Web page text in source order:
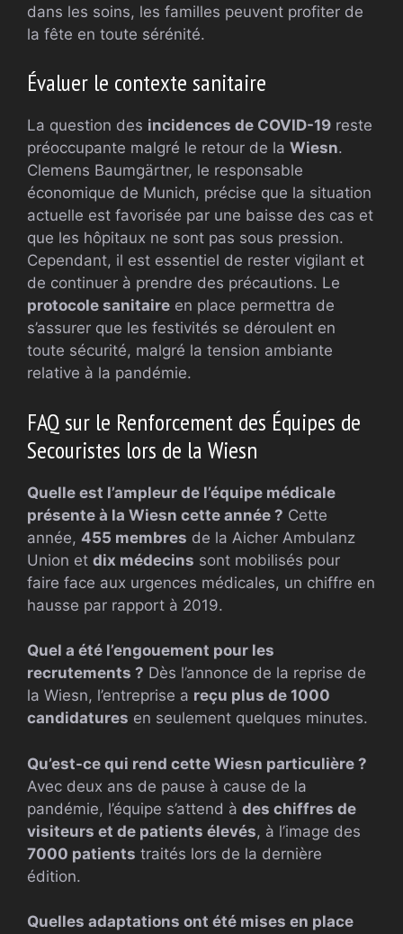
dans les soins, les familles peuvent profiter de
la fête en toute sérénité.
Évaluer le contexte sanitaire
La question des incidences de COVID-19 reste
préoccupante malgré le retour de la Wiesn.
Clemens Baumgärtner, le responsable
économique de Munich, précise que la situation
actuelle est favorisée par une baisse des cas et
que les hôpitaux ne sont pas sous pression.
Cependant, il est essentiel de rester vigilant et
de continuer à prendre des précautions. Le
protocole sanitaire en place permettra de
s’assurer que les festivités se déroulent en
toute sécurité, malgré la tension ambiante
relative à la pandémie.
FAQ sur le Renforcement des Équipes de
Secouristes lors de la Wiesn
Quelle est l’ampleur de l’équipe médicale
présente à la Wiesn cette année ? Cette
année, 455 membres de la Aicher Ambulanz
Union et dix médecins sont mobilisés pour
faire face aux urgences médicales, un chiffre en
hausse par rapport à 2019.
Quel a été l’engouement pour les
recrutements ? Dès l’annonce de la reprise de
la Wiesn, l’entreprise a reçu plus de 1000
candidatures en seulement quelques minutes.
Qu’est-ce qui rend cette Wiesn particulière ?
Avec deux ans de pause à cause de la
pandémie, l’équipe s’attend à des chiffres de
visiteurs et de patients élevés, à l’image des
7000 patients traités lors de la dernière
édition.
Quelles adaptations ont été mises en place